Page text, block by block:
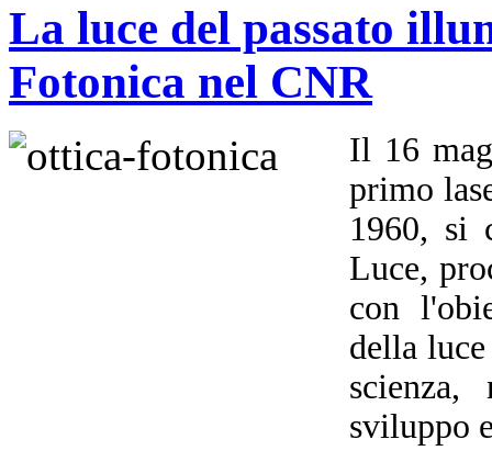
La luce del passato
Fotonica nel CNR
Il 16
primo
1960, si
Luce,
con
della
scienza,
sviluppo